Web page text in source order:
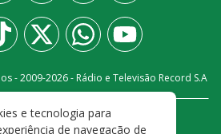
- 2009-2026- Rádio e Televisão Record S.A
CONOSCO PRIVACIDADE
e tecnologia para
de navegação de